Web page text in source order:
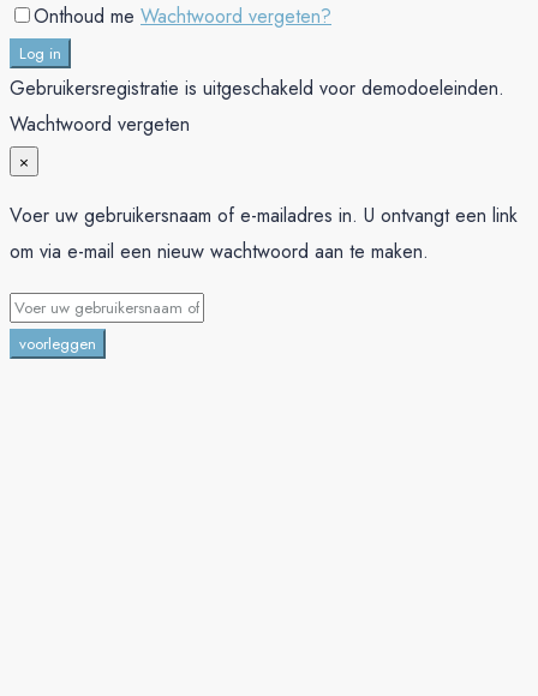
Onthoud me Wachtwoord vergeten?
Log in
Gebruikersregistratie is uitgeschakeld voor demodoeleinden.
Wachtwoord vergeten
×
Voer uw gebruikersnaam of e-mailadres in. U ontvangt een link
om via e-mail een nieuw wachtwoord aan te maken.
voorleggen